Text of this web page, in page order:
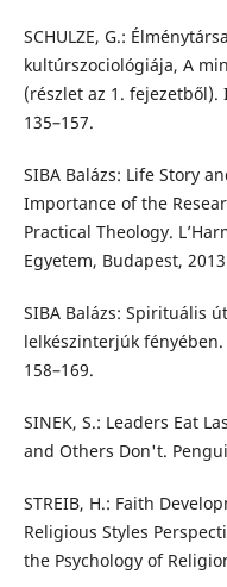
SCHULZE, G.:
kultúrszociológiája, A
(részlet az 1. fejezetből).
135–157.
SIBA Balázs: Life Story
Importance of the
Practical Theology.
Egyetem, Budapest,
SIBA Balázs: Spirituális
lelkészinterjúk
158–169.
SINEK, S.: Leaders Eat
and Others Don't.
STREIB, H.: Faith
Religious Styles
the Psychology of